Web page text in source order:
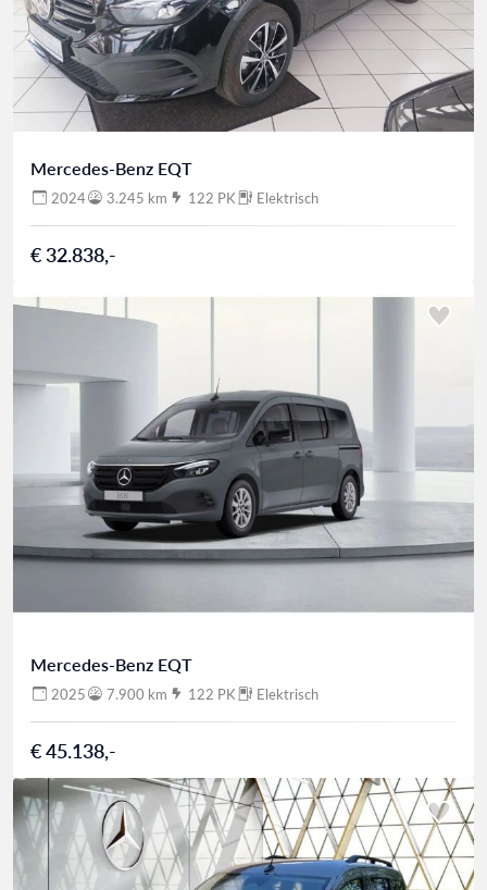
Mercedes-Benz EQT
2024 3.245 km 122 PK Elektrisch
€ 32.838,-
Mercedes-Benz EQT
2025 7.900 km 122 PK Elektrisch
€ 45.138,-